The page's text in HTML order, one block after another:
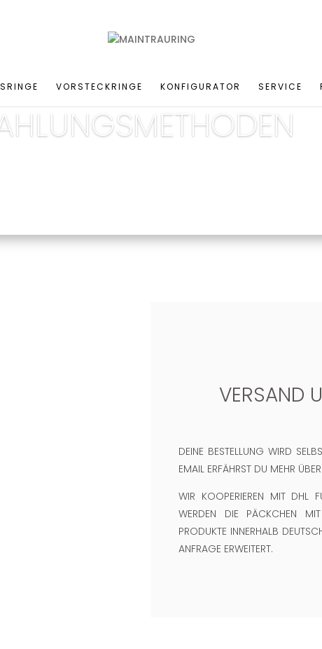
VORSTECKRINGE KONFIGURATOR SERVICE
VERSAND
DEINE BESTELLUNG WIRD
EMAIL ERFÄHRST DU MEHR
WIR KOOPERIEREN MIT DHL
WERDEN DIE PÄCKCHEN
PRODUKTE INNERHALB
ANFRAGE ERWEITERT.